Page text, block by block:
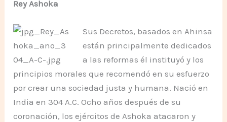
Rey Ashoka
Sus Decretos, basados en Ahinsa
están principalmente dedicados
a las reformas él instituyó y los
principios morales que recomendó en su esfuerzo
por crear una sociedad justa y humana. Nació en
India en 304 A.C. Ocho años después de su
coronación, los ejércitos de Ashoka atacaron y